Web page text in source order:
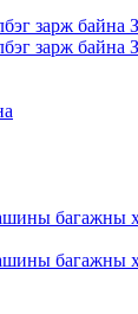
зарж байна
зарж байна
багажны
багажны